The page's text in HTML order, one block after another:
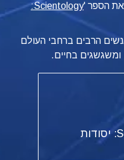
את הספר '
Scientology:
הרבים ברחבי העולם
בחיים.
Scientology: יסודות